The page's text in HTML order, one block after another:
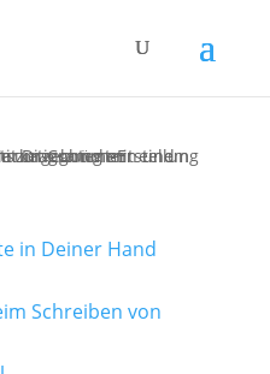
in Deiner Hand
Schreiben von